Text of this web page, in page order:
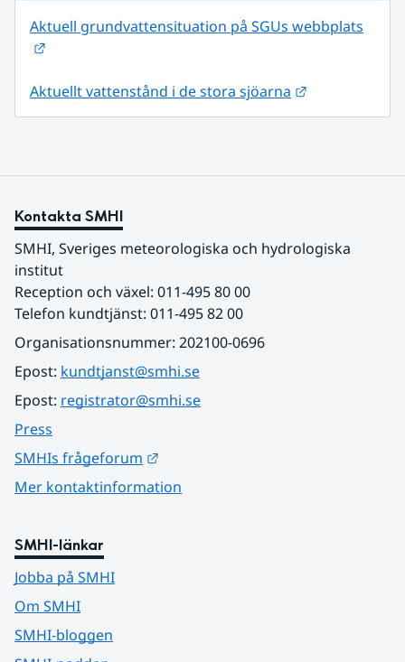
Aktuell grundvattensituation på SGUs webbplats
Aktuellt vattenstånd i de stora sjöarna
Kontakta SMHI
SMHI, Sveriges meteorologiska och hydrologiska
institut
Reception och växel: 011-495 80 00
Telefon kundtjänst: 011-495 82 00
Organisationsnummer: 202100-0696
Epost: kundtjanst@smhi.se
Epost: registrator@smhi.se
Press
SMHIs frågeforum
Mer kontaktinformation
SMHI-länkar
Jobba på SMHI
Om SMHI
SMHI-bloggen